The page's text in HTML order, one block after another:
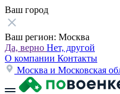
Ваш город
Ваш регион: Москва
Да, верно Нет, другой
О компании Контакты
Москва и Московская